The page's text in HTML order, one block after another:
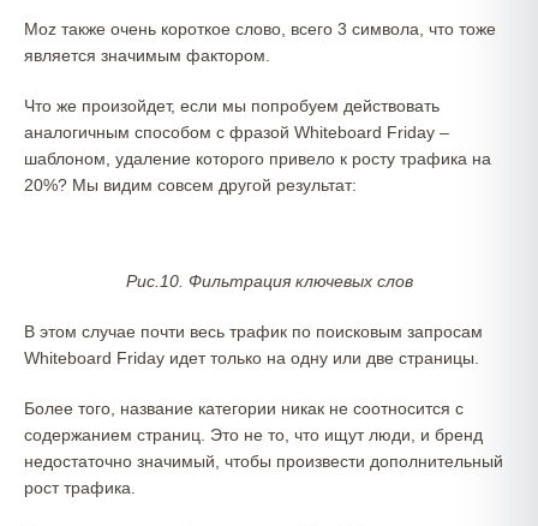
Moz также очень короткое слово, всего 3 символа, что тоже
является значимым фактором.
Что же произойдет, если мы попробуем действовать
аналогичным способом с фразой Whiteboard Friday –
шаблоном, удаление которого привело к росту трафика на
20%? Мы видим совсем другой результат:
Рис.10. Фильтрация ключевых слов
В этом случае почти весь трафик по поисковым запросам
Whiteboard Friday идет только на одну или две страницы.
Более того, название категории никак не соотносится с
содержанием страниц. Это не то, что ищут люди, и бренд
недостаточно значимый, чтобы произвести дополнительный
рост трафика.